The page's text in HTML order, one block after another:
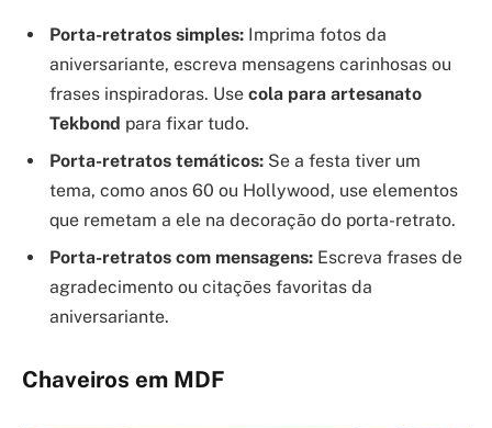
Porta-retratos simples: Imprima fotos da
aniversariante, escreva mensagens carinhosas ou
frases inspiradoras. Use cola para artesanato
Tekbond para fixar tudo.
Porta-retratos temáticos: Se a festa tiver um
tema, como anos 60 ou Hollywood, use elementos
que remetam a ele na decoração do porta-retrato.
Porta-retratos com mensagens: Escreva frases de
agradecimento ou citações favoritas da
aniversariante.
Chaveiros em MDF